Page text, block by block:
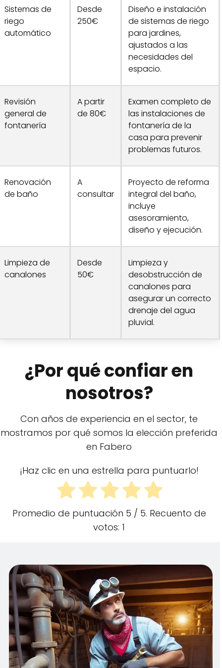
Sistemas de
riego
automático
Desde
250€
Diseño e instalación
de sistemas de riego
para jardines,
ajustados a las
necesidades del
espacio.
Revisión
general de
fontanería
A partir
de 80€
Examen completo de
las instalaciones de
fontanería de la
casa para prevenir
problemas futuros.
Renovación
de baño
A
consultar
Proyecto de reforma
integral del baño,
incluye
asesoramiento,
diseño y ejecución.
Limpieza de
canalones
Desde
50€
Limpieza y
desobstrucción de
canalones para
asegurar un correcto
drenaje del agua
pluvial.
¿Por qué confiar en
nosotros?
Con años de experiencia en el sector, te
mostramos por qué somos la elección preferida
en Fabero
¡Haz clic en una estrella para puntuarlo!
Promedio de puntuación 5 / 5. Recuento de
votos: 1